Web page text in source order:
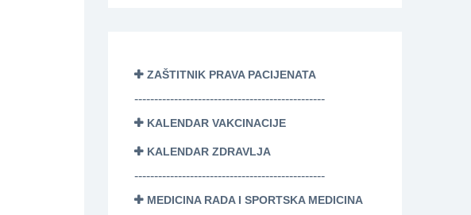
ZAŠTITNIK PRAVA PACIJENATA
------------------------------------------------
KALENDAR VAKCINACIJE
KALENDAR ZDRAVLJA
------------------------------------------------
MEDICINA RADA I SPORTSKA MEDICINA